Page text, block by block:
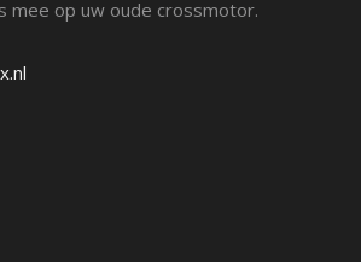
mee op uw oude crossmotor.